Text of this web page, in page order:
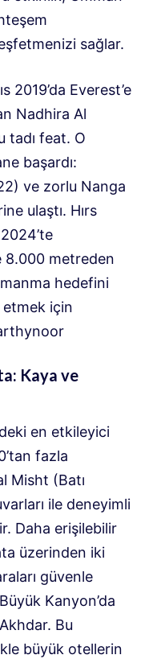
sağlar.
2019’da Everest’e
Nadhira Al
tadı feat. O
başardı:
ve zorlu Nanga
ulaştı. Hırs
8.000 metreden
hedefini
etmek için
Kaya ve
en etkileyici
fazla
Misht (Batı
ile deneyimli
Daha erişilebilir
üzerinden iki
güvenle
Kanyon’da
Bu
büyük otellerin